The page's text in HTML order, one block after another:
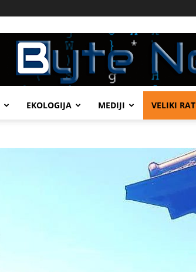
EKOLOGIJA MEDIJI VELIKI RAT